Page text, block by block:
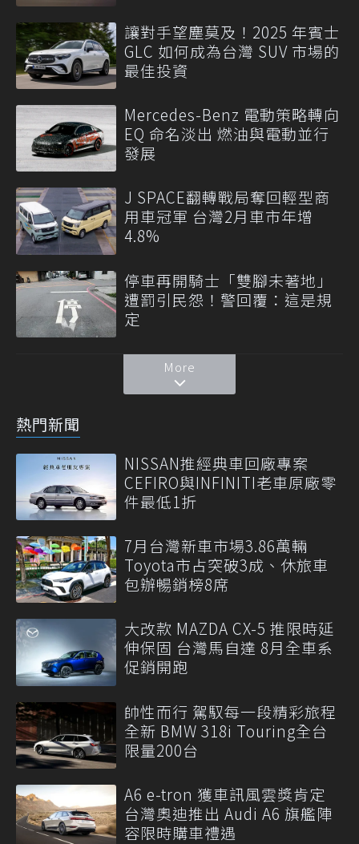
讓對手望塵莫及！2025 年賓士
GLC 如何成為台灣 SUV 市場的
最佳投資
Mercedes-Benz 電動策略轉向
EQ 命名淡出 燃油與電動並行
發展
J SPACE翻轉戰局奪回輕型商
用車冠軍 台灣2月車市年增
4.8%
停車再開騎士「雙腳未著地」
遭罰引民怨！警回覆：這是規
定
More
熱門新聞
NISSAN推經典車回廠專案
CEFIRO與INFINITI老車原廠零
件最低1折
7月台灣新車市場3.86萬輛
Toyota市占突破3成、休旅車
包辦暢銷榜8席
大改款 MAZDA CX-5 推限時延
伸保固 台灣馬自達 8月全車系
促銷開跑
帥性而行 駕馭每一段精彩旅程
全新 BMW 318i Touring全台
限量200台
A6 e-tron 獲車訊風雲獎肯定
台灣奧迪推出 Audi A6 旗艦陣
容限時購車禮遇